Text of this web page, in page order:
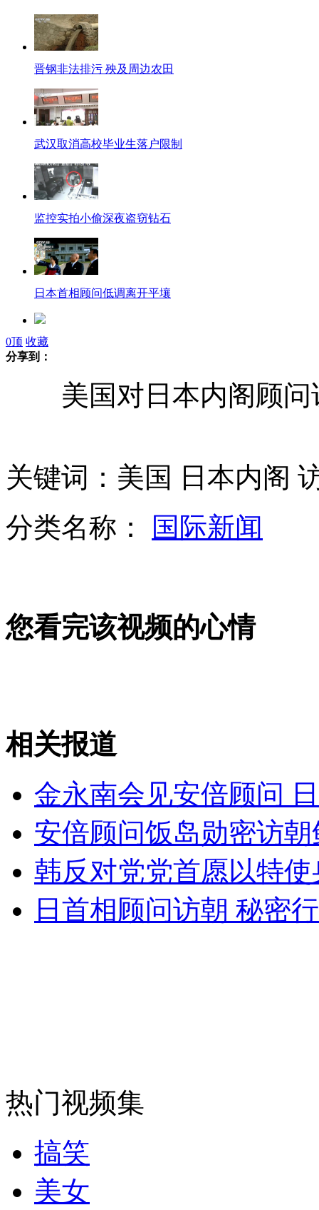
晋钢非法排污 殃及周边农田
武汉取消高校毕业生落户限制
监控实拍小偷深夜盗窃钻石
日本首相顾问低调离开平壤
何晴版杨九红引热议
菲律宾调查报告坚持"误杀说"
美国称俄向叙运送精密武器
奥巴马遇雨叫海军陆战队为其打伞遭批
山西运城恶犬咬伤多人 警民合力深夜将其击毙
无痛分娩是否安全 医生回应
外交部：反对强权政治霸凌主义
外交部：有关国家言论片面不公正
纽约上演“枕头大战”
司机酒驾遇交警 急速倒车逃窜
0顶 收藏
分享到：
美国对日本内阁顾问
关键词：美国 日本内阁
分类名称：
国际新闻
您看完该视频的心情
相关报道
金永南会见安倍顾问
安倍顾问饭岛勋密访
韩反对党党首愿以特
日首相顾问访朝 秘密
热门视频集
搞笑
美女